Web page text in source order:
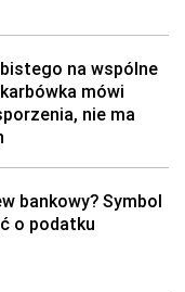
na wspólne
mówi
nie ma
bankowy? Symbol
o podatku